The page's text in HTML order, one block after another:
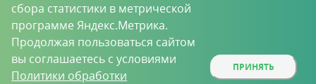
сбора статистики в метрической
программе Яндекс.Метрика.
Продолжая пользоваться сайтом
вы соглашаетесь с условиями
Политики обработки
ПРИНЯТЬ